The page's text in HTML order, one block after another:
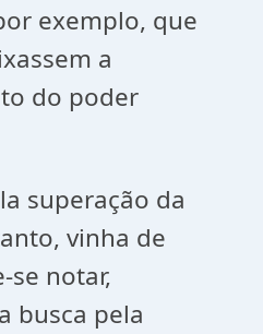
exemplo, que
a
do poder
superação da
vinha de
se notar,
busca pela